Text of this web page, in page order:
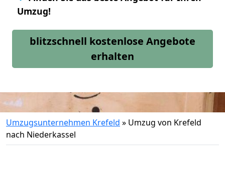
Umzug!
blitzschnell kostenlose Angebote
erhalten
Umzugsunternehmen Krefeld » Umzug von Krefeld
nach Niederkassel